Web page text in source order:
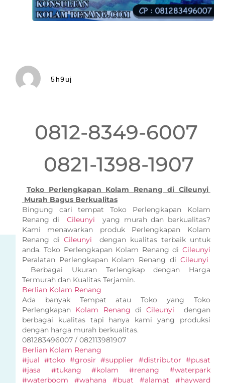
5h9uj
0812-8349-6007
0821-1398-1907
Toko Perlengkapan Kolam Renang di Cileunyi
Murah Bagus Berkualitas
Bingung cari tempat Toko Perlengkapan Kolam
Renang diCileunyi yang murah dan berkualitas?
Kami menawarkan produk Perlengkapan Kolam
Renang di Cileunyi
dengan kualitas terbaik untuk
anda. Toko Perlengkapan Kolam Renang di Cileunyi
Peralatan Perlengkapan Kolam Renang di Cileunyi
Berbagai Ukuran Terlengkap dengan Harga
Termurah dan Kualitas Terjamin.
Berlian Kolam Renang
Ada banyak Tempat atau Toko yang Toko
Perlengkapan Kolam Renang diCileunyi dengan
berbagai kualitas tapi hanya kami yang produksi
dengan harga murah berkualitas.
081283496007 / 082113981907
Berlian Kolam Renang
#jual #toko #grosir #supplier #distributor #pusat
#jasa #tukang #kolam #renang #waterpark
#waterboom #wahana #buat #alamat #hayward